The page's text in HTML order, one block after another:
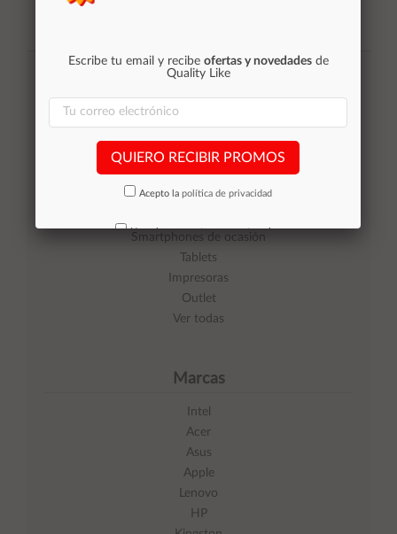
Suscribirse
Acepto lapolítica de privacidad
Smartphones de ocasión
Tablets
Impresoras
Outlet
Ver todas
Marcas
Intel
Acer
Asus
Apple
Lenovo
HP
Escribe tu email y recibe ofertas y novedadesde
Quality Like
QUIERO RECIBIR PROMOS
Acepto la política de privacidad
No volver a mostrar mas este aviso